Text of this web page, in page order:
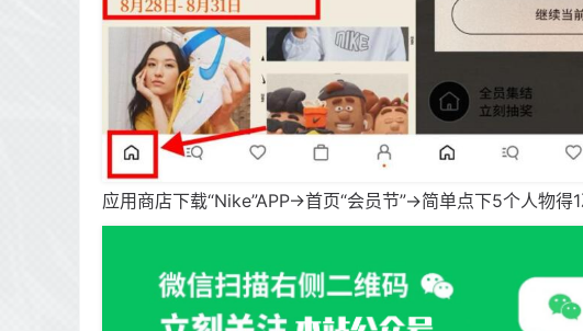
应用商店下载“Nike”APP->首页“会员节”->简单点下5个人物